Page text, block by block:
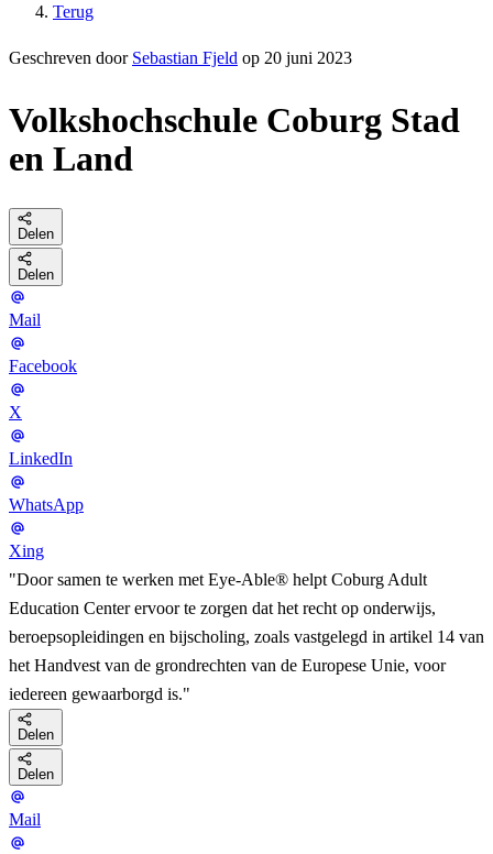
Terug
Geschreven door Sebastian Fjeld op 20 juni 2023
Volkshochschule Coburg Stad
en Land
Delen
Delen
Mail
Facebook
X
LinkedIn
WhatsApp
Xing
"Door samen te werken met Eye-Able® helpt Coburg Adult
Education Center ervoor te zorgen dat het recht op onderwijs,
beroepsopleidingen en bijscholing, zoals vastgelegd in artikel 14 van
het Handvest van de grondrechten van de Europese Unie, voor
iedereen gewaarborgd is."
Delen
Delen
Mail